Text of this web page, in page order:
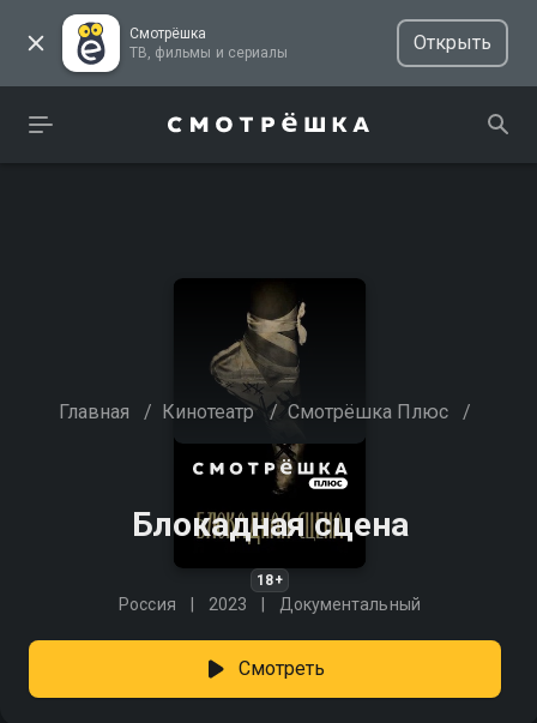
Смотрёшка
ТВ, фильмы и сериалы
Открыть
Главная / Кинотеатр / Смотрёшка Плюс /
Блокадная сцена
18+
Россия 2023 Документальный
Смотреть